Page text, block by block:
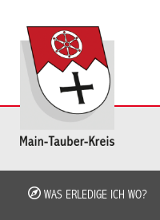
WAS ERLEDIGE ICH WO?